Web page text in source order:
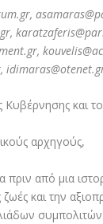
,
,
,
,
Κυβέρνησης και
αρχηγούς,
πριν από μια
ζωές και την
συμπολιτών